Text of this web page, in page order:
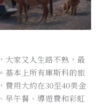
大家又人生路不熟，最
基本上所有庫斯科的旅
費用大約在30至40美金
早午餐、導遊費和彩虹